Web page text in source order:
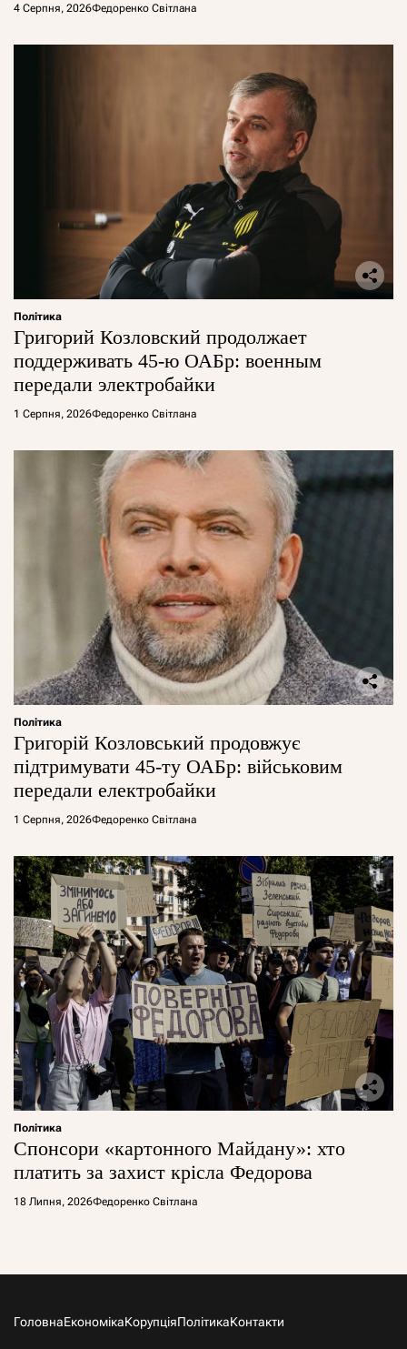
4 Серпня, 2026Федоренко Світлана
Політика
Григорий Козловский продолжает
поддерживать 45-ю ОАБр: военным
передали электробайки
1 Серпня, 2026Федоренко Світлана
Політика
Григорій Козловський продовжує
підтримувати 45-ту ОАБр: військовим
передали електробайки
1 Серпня, 2026Федоренко Світлана
Політика
Спонсори «картонного Майдану»: хто
платить за захист крісла Федорова
18 Липня, 2026Федоренко Світлана
ГоловнаЕкономікаКорупціяПолітикаКонтакти